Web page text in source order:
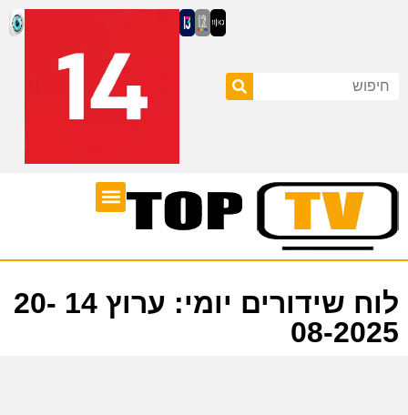
לוח שידורים יומי: ערוץ 14 20-
08-2025